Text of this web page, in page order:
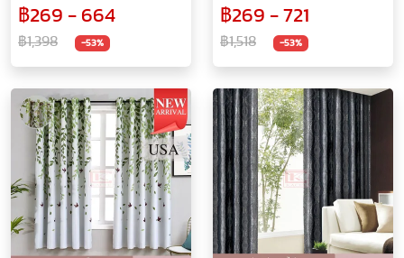
( 1 ผืน)
฿269 - 664
฿1,398 -53%
฿269 - 721
฿1,518 -53%